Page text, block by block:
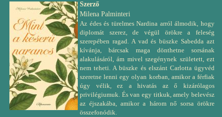
Szerző
Milena Palminteri
Az édes és türelmes Nardina arról álmodik, hogy
diplomát szerez, de végül örökre a feleség
szerepében ragad. A vad és büszke Sabedda azt
kívánja, bárcsak maga dönthetne sorsának
alakulásáról, ám mivel szegénynek született, ezt
nem teheti. A büszke és elszánt Carlotta ügyvéd
szeretne lenni egy olyan korban, amikor a férfiak
úgy vélik, ez a hivatás az ő kizárólagos
privilégiumuk. És van egy titkuk, amely belevész
az éjszakába, amikor a három nő sorsa örökre
összefonódik.